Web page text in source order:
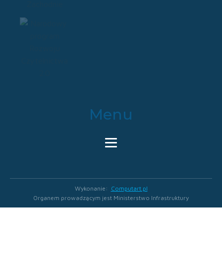
Menu
Wykonanie: Computart.pl
Organem prowadzącym jest Ministerstwo Infrastruktury